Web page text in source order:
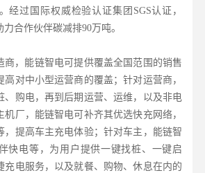
经过国际权威检验认证集团SGS认证，
合作伙伴碳减排90万吨。
商，能链智电可提供覆盖全国范围的销售
对中小型运营商的覆盖；针对运营商，
、购电，再到后期运营、运维，以及非电
厂，能链智电可补齐其优选快充网络，
，提高车主充电体验；针对车主，能链智
快电等，为用户提供一键找桩、一键启
充电服务，以及就餐、购物、休息在内的